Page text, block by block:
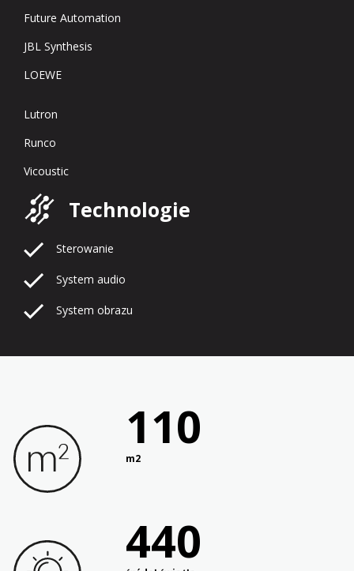
Future Automation
JBL Synthesis
LOEWE
Lutron
Runco
Vicoustic
Technologie
Sterowanie
System audio
System obrazu
110
m2
440